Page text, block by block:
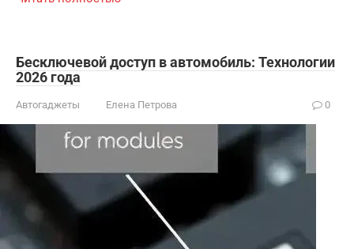
Бесключевой доступ в автомобиль: Технологии
2026 года
Автогаджеты Елена Петрова 0